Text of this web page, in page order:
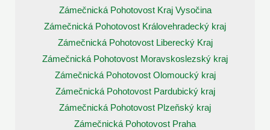
Zámečnická Pohotovost Kraj Vysočina
Zámečnická Pohotovost Královehradecký kraj
Zámečnická Pohotovost Liberecký Kraj
Zámečnická Pohotovost Moravskoslezský kraj
Zámečnická Pohotovost Olomoucký kraj
Zámečnická Pohotovost Pardubický kraj
Zámečnická Pohotovost Plzeňský kraj
Zámečnická Pohotovost Praha